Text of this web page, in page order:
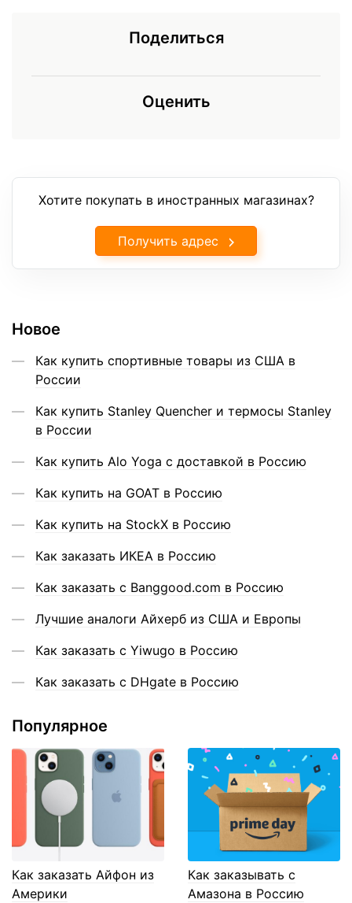
Поделиться
Оценить
Хотите покупать в иностранных магазинах?
Получить адрес
Новое
Как купить спортивные товары из США в
России
Как купить Stanley Quencher и термосы Stanley
в России
Как купить Alo Yoga с доставкой в Россию
Как купить на GOAT в Россию
Как купить на StockX в Россию
Как заказать ИКЕА в Россию
Как заказать с Banggood.com в Россию
Лучшие аналоги Айхерб из США и Европы
Как заказать с Yiwugo в Россию
Как заказать с DHgate в Россию
Популярное
Как заказать Айфон из
Америки
Как заказывать с
Амазона в Россию